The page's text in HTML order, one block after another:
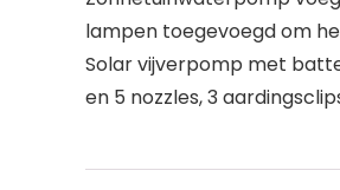
lampen toegevoegd om
Solar vijverpomp met
en 5 nozzles, 3